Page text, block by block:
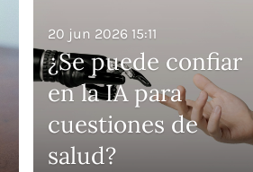
¿Se puede confiar
en la IA para
cuestiones de
salud?
20 jun 2026 15:11